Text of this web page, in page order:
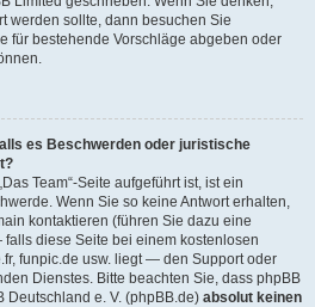
werden sollte, dann besuchen Sie
für bestehende Vorschläge abgeben oder
es Beschwerden oder juristische
Team“-Seite aufgeführt ist, ist ein
Wenn Sie so keine Antwort erhalten,
kontaktieren (führen Sie dazu eine
diese Seite bei einem kostenlosen
funpic.de usw. liegt — den Support oder
Dienstes. Bitte beachten Sie, dass phpBB
Deutschland e. V. (phpBB.de) absolut keinen